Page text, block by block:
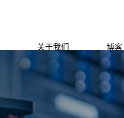
关于我们 博客
新闻中心